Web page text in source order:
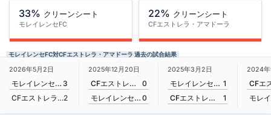
33% クリーンシート
モレイレンセFC
22% クリーンシート
CFエストレラ・アマドーラ
モレイレンセFC対CFエストレラ・アマドーラ 過去の試合結果
2026年5月2日
モレイレンセFC 3
CFエストレラ・アマドーラ2
2025年12月20日
CFエストレラ・アマドーラ
0
モレイレンセFC 0
2025年3月2日
モレイレンセFC 1
CFエストレラ・アマドーラ
1
2024